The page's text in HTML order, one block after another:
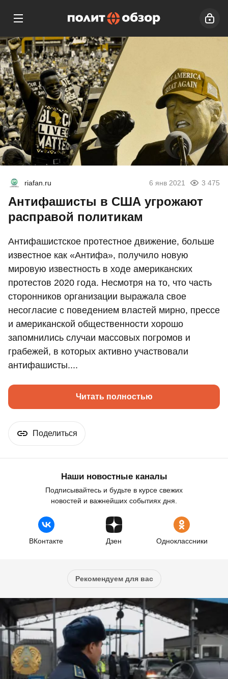
riafan.ru 6 янв 2021 3 475
Антифашисты в США угрожают
расправой политикам
Антифашистское протестное движение, больше
известное как «Антифа», получило новую
мировую известность в ходе американских
протестов 2020 года. Несмотря на то, что часть
сторонников организации выражала свое
несогласие с поведением властей мирно, прессе
и американской общественности хорошо
запомнились случаи массовых погромов и
грабежей, в которых активно участвовали
антифашисты....
Читать полностью
Поделиться
Наши новостные каналы
Подписывайтесь и будьте в курсе свежих
новостей и важнейших событиях дня.
ВКонтакте Дзен Одноклассники
Рекомендуем для вас